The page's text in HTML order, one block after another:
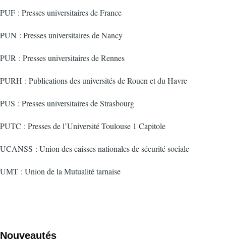
PUF : Presses universitaires de France
PUN : Presses universitaires de Nancy
PUR : Presses universitaires de Rennes
PURH : Publications des universités de Rouen et du Havre
PUS : Presses universitaires de Strasbourg
PUTC : Presses de l’Université Toulouse 1 Capitole
UCANSS : Union des caisses nationales de sécurité sociale
UMT : Union de la Mutualité tarnaise
Nouveautés